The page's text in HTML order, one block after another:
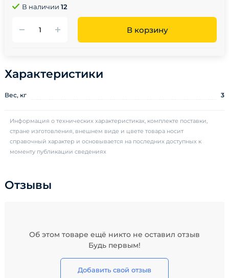
В наличии 12
В корзину
Характеристики
Вес, кг 3
Информация о технических характеристиках, комплекте поставки,
стране изготовления, внешнем виде и цвете товара носит
справочный характер и основывается на последних доступных к
моменту публикации сведениях
Отзывы
Об этом товаре ещё никто не оставил отзыв
Будь первым!
Добавить свой отзыв